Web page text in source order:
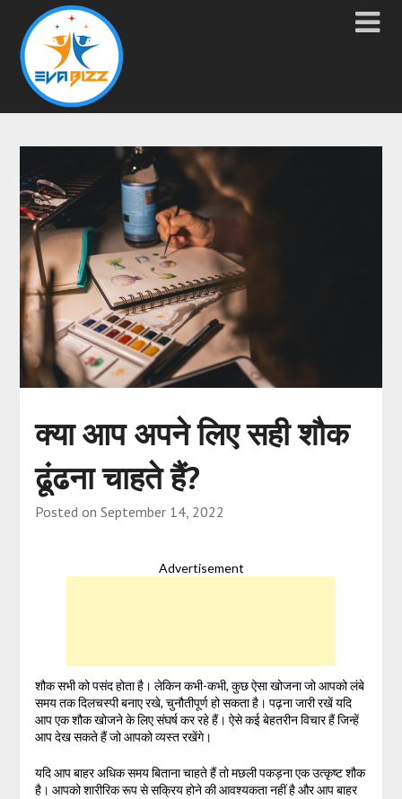
क्या आप अपने लिए सही शौक
ढूंढना चाहते हैं?
Posted on September 14, 2022
Advertisement
शौक सभी को पसंद होता है। लेकिन कभी-कभी, कुछ ऐसा खोजना जो आपको लंबे
समय तक दिलचस्पी बनाए रखे, चुनौतीपूर्ण हो सकता है। पढ़ना जारी रखें यदि
आप एक शौक खोजने के लिए संघर्ष कर रहे हैं। ऐसे कई बेहतरीन विचार हैं जिन्हें
आप देख सकते हैं जो आपको व्यस्त रखेंगे।
यदि आप बाहर अधिक समय बिताना चाहते हैं तो मछली पकड़ना एक उत्कृष्ट शौक
है। आपको शारीरिक रूप से सक्रिय होने की आवश्यकता नहीं है और आप बाहर